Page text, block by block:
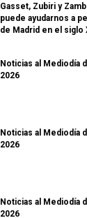
Gasset, Zubiri y
puede ayudarnos a
de Madrid en el siglo
Noticias al Mediodía
2026
Noticias al Mediodía
2026
Noticias al Mediodía
2026